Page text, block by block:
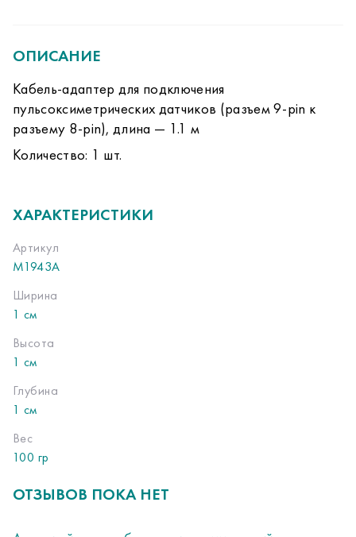
ОПИСАНИЕ
Кабель-адаптер для подключения
пульсоксиметрических датчиков (разъем 9-pin к
разъему 8-pin), длина — 1.1 м
Количество: 1 шт.
ХАРАКТЕРИСТИКИ
Артикул
M1943A
Ширина
1 см
Высота
1 см
Глубина
1 см
Вес
100 гр
ОТЗЫВОВ ПОКА НЕТ